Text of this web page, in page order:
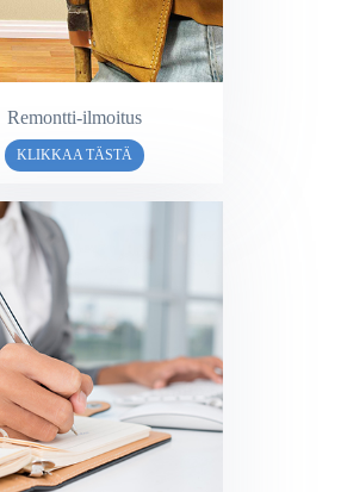
Remontti-ilmoitus
KLIKKAA TÄSTÄ